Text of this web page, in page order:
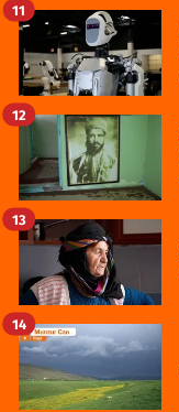
11
12
13
14